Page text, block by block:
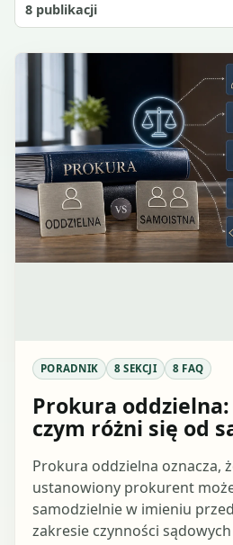
8 publikacji
PORADNIK 8 SEKCJI 8 FAQ
Prokura oddzielna:
czym różni się od
Prokura oddzielna oznacza,
ustanowiony prokurent może
samodzielnie w imieniu
zakresie czynności sądowych